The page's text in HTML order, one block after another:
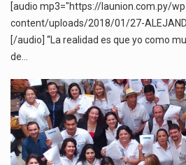
[audio mp3="https://launion.com.py/
content/uploads/2018/01/27-
[/audio] “La realidad es que yo como
de…